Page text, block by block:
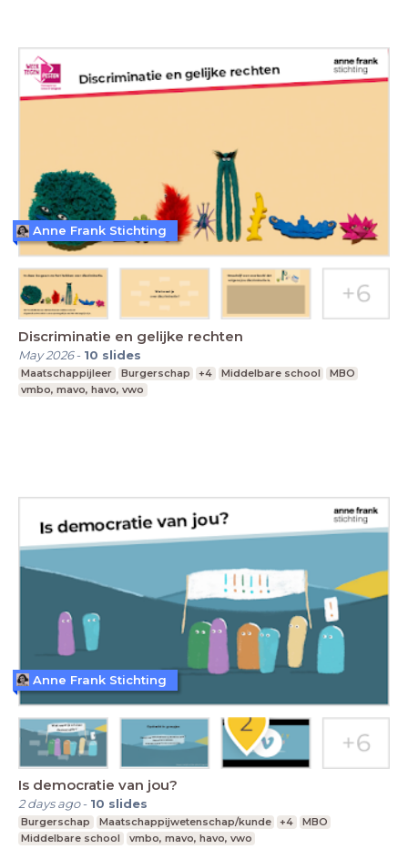
Discriminatie en gelijke rechten
May 2026- 10 slides
Maatschappijleer Burgerschap +4 Middelbare school
MBO
vmbo, mavo, havo, vwo
Anne Frank Stichting
Is democratie van jou?
2 days ago- 10 slides
Burgerschap Maatschappijwetenschap/kunde +4
MBO
Middelbare school
vmbo, mavo, havo, vwo
Anne Frank Stichting